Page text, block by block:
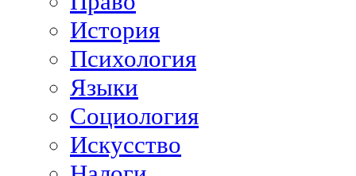
История
Психология
Языки
Социология
Искусство